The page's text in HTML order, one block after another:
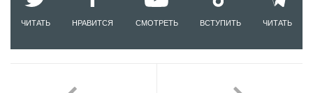
ЧИТАТЬ НРАВИТСЯ СМОТРЕТЬ ВСТУПИТЬ ЧИТАТЬ